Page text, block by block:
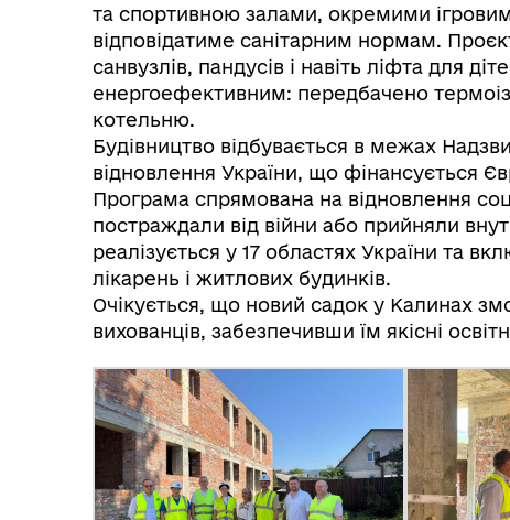
та спортивною залами, окремими
відповідатиме санітарним нормам.
санвузлів, пандусів і навіть ліфта для
енергоефективним: передбачено
котельню.
Будівництво відбувається в межах
відновлення України, що фінансується
Програма спрямована на відновлення
постраждали від війни або прийняли
реалізується у 17 областях України та
лікарень і житлових будинків.
Очікується, що новий садок у Калинах
вихованців, забезпечивши їм якісні